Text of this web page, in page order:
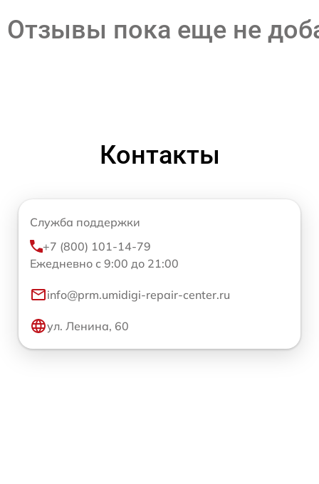
Отзывы пока еще не
Контакты
Служба поддержки
+7 (800) 101-14-79
Ежедневно с 9:00 до 21:00
info@prm.umidigi-repair-center.ru
ул. Ленина, 60